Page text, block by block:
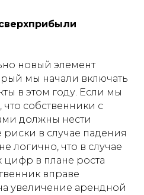
новый элемент
мы начали включать
в этом году. Если мы
собственники с
должны нести
в случае падения
логично, что в случае
цифр в плане роста
вправе
увеличение арендной